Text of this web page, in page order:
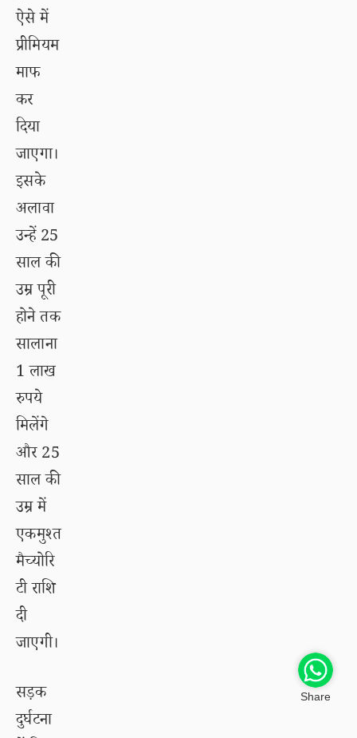
ऐसे में
प्रीमियम
माफ
कर
दिया
जाएगा।
इसके
अलावा
उन्हें 25
साल की
उम्र पूरी
होने तक
सालाना
1 लाख
रुपये
मिलेंगे
और 25
साल की
उम्र में
एकमुश्त
मैच्योरि
टी राशि
दी
जाएगी।
सड़क
दुर्घटना
Share